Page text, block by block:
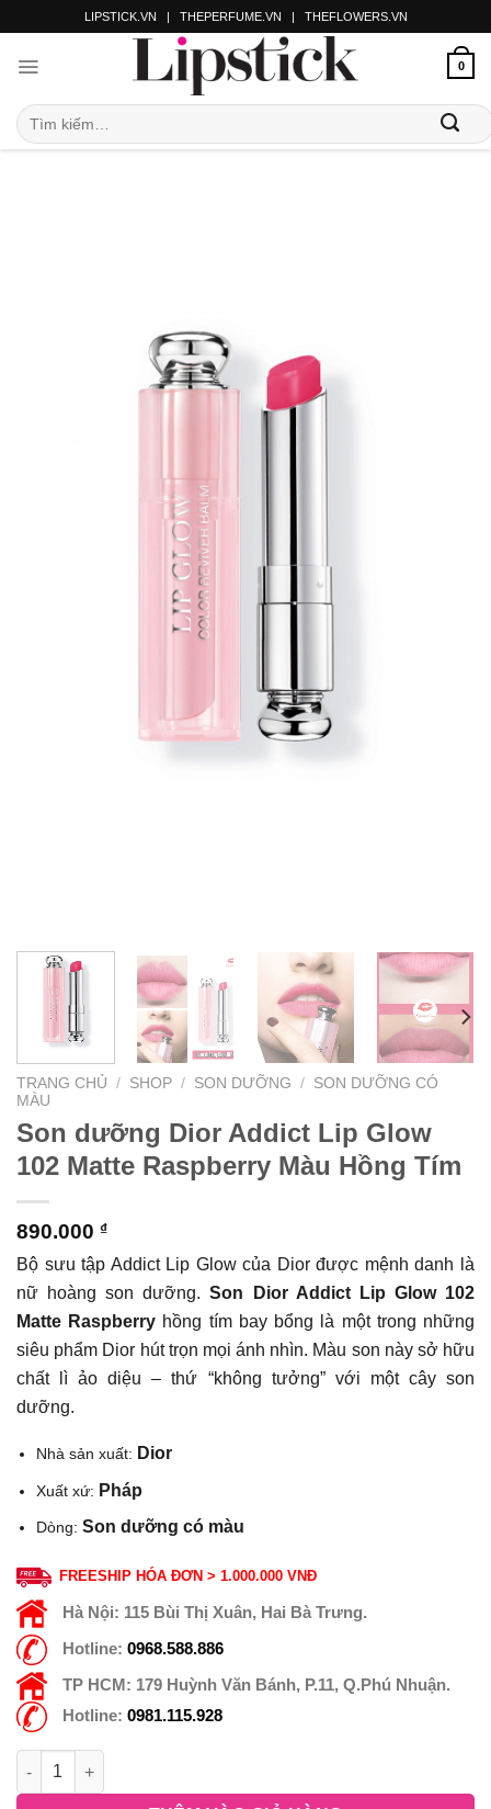
LIPSTICK.VN | THEPERFUME.VN | THEFLOWERS.VN
0
TRANG CHỦ / SHOP / SON DƯỠNG / SON DƯỠNG CÓ
MÀU
Son dưỡng Dior Addict Lip Glow
102 Matte Raspberry Màu Hồng Tím
890.000 ₫
Bộ sưu tập Addict Lip Glow của Dior được mệnh danh là
nữ hoàng son dưỡng.Son Dior Addict Lip Glow 102
Matte Raspberry hồng tím bay bổng là một trong những
siêu phẩm Dior hút trọn mọi ánh nhìn. Màu son này sở hữu
chất lì ảo diệu – thứ “không tưởng” với một cây son
dưỡng.
Nhà sản xuất: Dior
Xuất xứ: Pháp
Dòng:Son dưỡng có màu
FREESHIP HÓA ĐƠN > 1.000.000 VNĐ
Hà Nội: 115 Bùi Thị Xuân, Hai Bà Trưng.
Hotline: 0968.588.886
TP HCM: 179 Huỳnh Văn Bánh, P.11, Q.Phú Nhuận.
Hotline: 0981.115.928